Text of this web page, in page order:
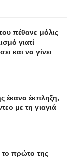
πέθανε μόλις
γιατί
και να γίνει
έκανα έκπληξη,
με τη γιαγιά
πρώτο της